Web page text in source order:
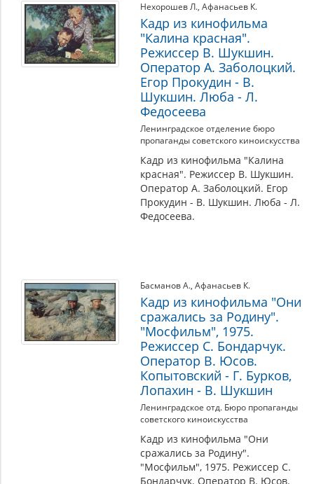
Нехорошев Л., Афанасьев К.
Кадр из кинофильма
"Калина красная".
Режиссер В. Шукшин.
Оператор А. Заболоцкий.
Егор Прокудин - В.
Шукшин. Люба - Л.
Федосеева
Ленинградское отделение бюро
пропаганды советского киноискусства
Кадр из кинофильма "Калина
красная". Режиссер В. Шукшин.
Оператор А. Заболоцкий. Егор
Прокудин - В. Шукшин. Люба - Л.
Федосеева.
Басманов А., Афанасьев К.
Кадр из кинофильма "Они
сражались за Родину".
"Мосфильм", 1975.
Режиссер С. Бондарчук.
Оператор В. Юсов.
Копытовский - Г. Бурков,
Лопахин - В. Шукшин
Ленинградское отд. Бюро пропаганды
советского киноискусства
Кадр из кинофильма "Они
сражались за Родину".
"Мосфильм", 1975. Режиссер С.
Бондарчук. Оператор В. Юсов.